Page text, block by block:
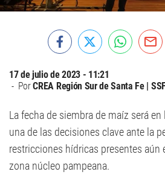
17 de julio de 2023 - 11:21
PorCREA Región Sur de Santa Fe |
La fecha de siembra de maíz será
una de las decisiones clave ante la
restricciones hídricas presentes aún
zona núcleo pampeana.